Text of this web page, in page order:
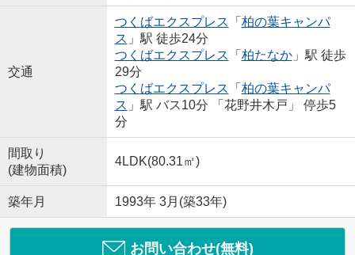
交通
つくばエクスプレス 「 柏の葉キャンパ
ス 」駅 徒歩24分
つくばエクスプレス 「 柏たなか」駅 徒歩
29分
つくばエクスプレス 「 柏の葉キャンパ
ス 」駅 バス10分 「花野井木戸」 停歩5
分
間取り
(建物面積)
4LDK(80.31㎡)
築年月 1993年 3月(築33年)
お問い合わせ(無料)